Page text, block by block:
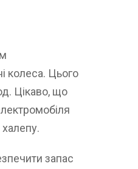
колеса. Цього
Цікаво, що
халепу.
запас